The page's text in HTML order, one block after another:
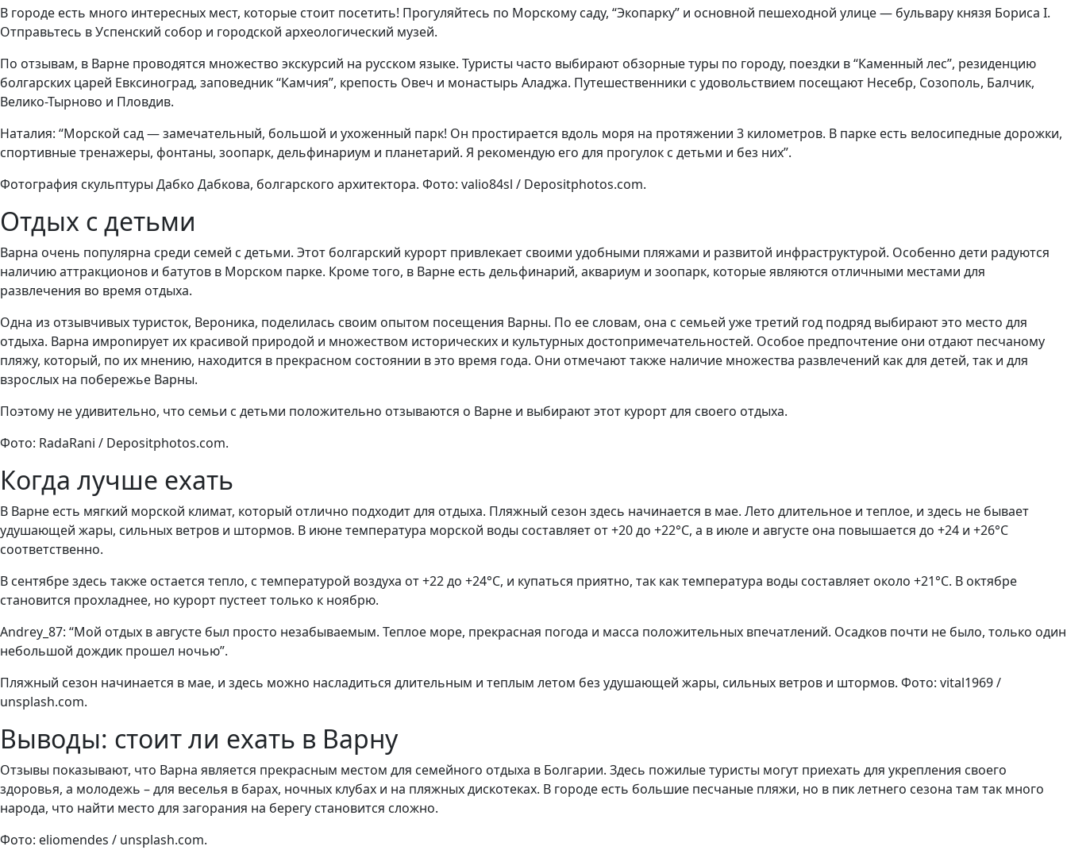
В городе есть много интересных мест, которые стоит посетить! Прогуляйтесь по Морскому саду, “Экопарку” и основной пешеходной улице — бульвару князя Бориса I.
Отправьтесь в Успенский собор и городской археологический музей.
По отзывам, в Варне проводятся множество экскурсий на русском языке. Туристы часто выбирают обзорные туры по городу, поездки в “Каменный лес”, резиденцию
болгарских царей Евксиноград, заповедник “Камчия”, крепость Овеч и монастырь Аладжа. Путешественники с удовольствием посещают Несебр, Созополь, Балчик,
Велико-Тырново и Пловдив.
Наталия: “Морской сад — замечательный, большой и ухоженный парк! Он простирается вдоль моря на протяжении 3 километров. В парке есть велосипедные дорожки,
спортивные тренажеры, фонтаны, зоопарк, дельфинариум и планетарий. Я рекомендую его для прогулок с детьми и без них”.
Фотография скульптуры Дабко Дабкова, болгарского архитектора. Фото: valio84sl / Depositphotos.com.
Отдых с детьми
Варна очень популярна среди семей с детьми. Этот болгарский курорт привлекает своими удобными пляжами и развитой инфраструктурой. Особенно дети радуются
наличию аттракционов и батутов в Морском парке. Кроме того, в Варне есть дельфинарий, аквариум и зоопарк, которые являются отличными местами для
развлечения во время отдыха.
Одна из отзывчивых туристок, Вероника, поделилась своим опытом посещения Варны. По ее словам, она с семьей уже третий год подряд выбирают это место для
отдыха. Варна имponирует их красивой природой и множеством исторических и культурных достопримечательностей. Особое предпочтение они отдают песчаному
пляжу, который, по их мнению, находится в прекрасном состоянии в это время года. Они отмечают также наличие множества развлечений как для детей, так и для
взрослых на побережье Варны.
Поэтому не удивительно, что семьи с детьми положительно отзываются о Варне и выбирают этот курорт для своего отдыха.
Фото: RadaRani / Depositphotos.com.
Когда лучше ехать
В Варне есть мягкий морской климат, который отлично подходит для отдыха. Пляжный сезон здесь начинается в мае. Лето длительное и теплое, и здесь не бывает
удушающей жары, сильных ветров и штормов. В июне температура морской воды составляет от +20 до +22°C, а в июле и августе она повышается до +24 и +26°C
соответственно.
В сентябре здесь также остается тепло, с температурой воздуха от +22 до +24°C, и купаться приятно, так как температура воды составляет около +21°C. В октябре
становится прохладнее, но курорт пустеет только к ноябрю.
Andrey_87: “Мой отдых в августе был просто незабываемым. Теплое море, прекрасная погода и масса положительных впечатлений. Осадков почти не было, только один
небольшой дождик прошел ночью”.
Пляжный сезон начинается в мае, и здесь можно насладиться длительным и теплым летом без удушающей жары, сильных ветров и штормов. Фото: vital1969 /
unsplash.com.
Выводы: стоит ли ехать в Варну
Отзывы показывают, что Варна является прекрасным местом для семейного отдыха в Болгарии. Здесь пожилые туристы могут приехать для укрепления своего
здоровья, а молодежь – для веселья в барах, ночных клубах и на пляжных дискотеках. В городе есть большие песчаные пляжи, но в пик летнего сезона там так много
народа, что найти место для загорания на берегу становится сложно.
Фото: eliomendes / unsplash.com.